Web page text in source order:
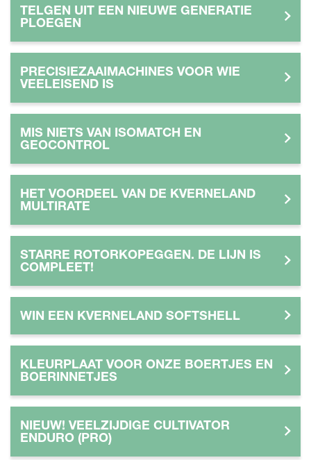
TELGEN UIT EEN NIEUWE GENERATIE
PLOEGEN
PRECISIEZAAIMACHINES VOOR WIE
VEELEISEND IS
MIS NIETS VAN ISOMATCH EN
GEOCONTROL
HET VOORDEEL VAN DE KVERNELAND
MULTIRATE
STARRE ROTORKOPEGGEN. DE LIJN IS
COMPLEET!
WIN EEN KVERNELAND SOFTSHELL
KLEURPLAAT VOOR ONZE BOERTJES EN
BOERINNETJES
NIEUW! VEELZIJDIGE CULTIVATOR
ENDURO (PRO)